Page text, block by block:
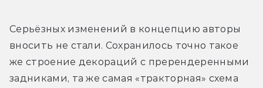
Серьёзных изменений в концепцию авторы
вносить не стали. Сохранилось точно такое
же строение декораций с пререндеренными
задниками, та же самая «тракторная» схема